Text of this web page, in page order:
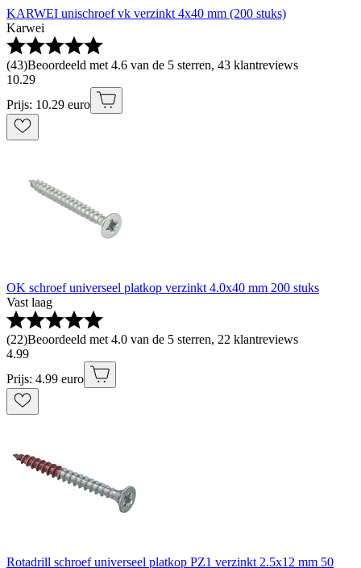
KARWEI unischroef vk verzinkt 4x40 mm (200 stuks)
Karwei
(43)Beoordeeld met 4.6 van de 5 sterren, 43 klantreviews
10.29
Prijs: 10.29 euro
OK schroef universeel platkop verzinkt 4.0x40 mm 200 stuks
Vast laag
(22)Beoordeeld met 4.0 van de 5 sterren, 22 klantreviews
4.99
Prijs: 4.99 euro
Rotadrill schroef universeel platkop PZ1 verzinkt 2.5x12 mm 50